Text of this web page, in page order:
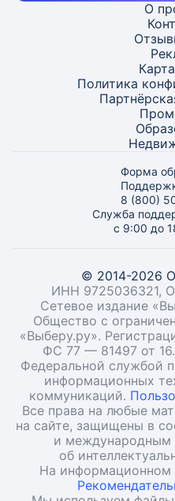
О
Карта
Политика
Форма
8 (800)
Служба
с 9:00 до
© 2014-2026
ИНН 9725036321,
Сетевое издание
Общество с
«Выберу.ру».
ФС 77 — 81497 от
Федеральной службой
информационных
коммуникаций.
Все права на любые
на сайте, защищены в
и международным
об
На информационном